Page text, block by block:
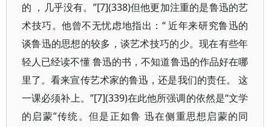
的 ，几乎没有。”[7](338)但他更加注重的是鲁迅的艺
术技巧。他曾不无忧虑地指出：“ 近年来研究鲁迅的
谈鲁迅的思想的较多，谈艺术技巧的少。现在有些年
轻人已经读不懂 鲁迅的书，不知道鲁迅的作品好在哪
里了。看来宣传艺术家的鲁迅，还是我们的责任。 这
一课必须补上。”[7](339)在此他所强调的依然是“文学
的启蒙”传统。但是正如鲁 迅在侧重思想启蒙的同